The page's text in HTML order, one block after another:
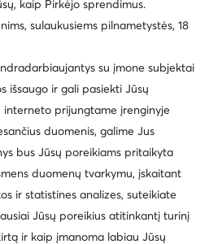
Privatumo politika
apsauga
kaip Pirkėjo sprendimus.
sulaukusiems pilnametystės, 18
su įmone subjektai
išsaugo ir gali pasiekti Jūsų
prijungtame įrenginyje
duomenis, galime Jus
bus Jūsų poreikiams pritaikyta
duomenų tvarkymu, įskaitant
ir statistines analizes, suteikiate
Jūsų poreikius atitinkantį turinį
ir kaip įmanoma labiau Jūsų